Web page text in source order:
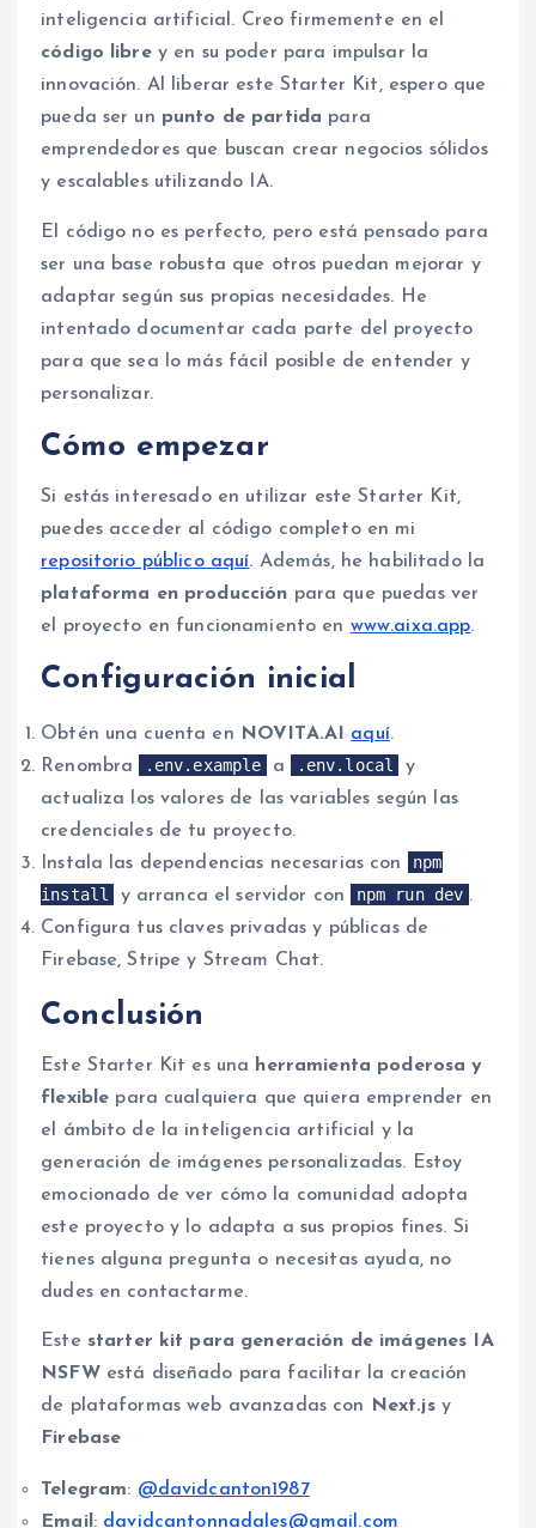
inteligencia artificial. Creo firmemente en el
código librey en su poder para impulsar la
innovación. Al liberar este Starter Kit, espero que
pueda ser un punto de partida para
emprendedores que buscan crear negocios sólidos
y escalables utilizando IA.
El código no es perfecto, pero está pensado para
ser una base robusta que otros puedan mejorar y
adaptar según sus propias necesidades. He
intentado documentar cada parte del proyecto
para que sea lo más fácil posible de entender y
personalizar.
Cómo empezar
Si estás interesado en utilizar este Starter Kit,
puedes acceder al código completo en mi
repositorio público aquí. Además, he habilitado la
plataforma en producción para que puedas ver
el proyecto en funcionamiento en www.aixa.app.
Configuración inicial
Obtén una cuenta en NOVITA.AI aquí.
Renombra
.env.example a .env.local
y
actualiza los valores de las variables según las
credenciales de tu proyecto.
Instala las dependencias necesarias con
npm
install
y arranca el servidor con npm run dev .
Configura tus claves privadas y públicas de
Firebase, Stripe y Stream Chat.
Conclusión
Este Starter Kit es una herramienta poderosa y
flexible para cualquiera que quiera emprender en
el ámbito de la inteligencia artificial y la
generación de imágenes personalizadas. Estoy
emocionado de ver cómo la comunidad adopta
este proyecto y lo adapta a sus propios fines. Si
tienes alguna pregunta o necesitas ayuda, no
dudes en contactarme.
Este starter kit para generación de imágenes IA
NSFWestá diseñado para facilitar la creación
de plataformas web avanzadas con Next.jsy
Firebase
Telegram: @davidcanton1987
Email: davidcantonnadales@gmail.com